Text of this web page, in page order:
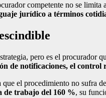
competente no se
jurídico a términos
pero es el procurador
de notificaciones, el
el procedimiento no sufra
de trabajo del 160 %, su